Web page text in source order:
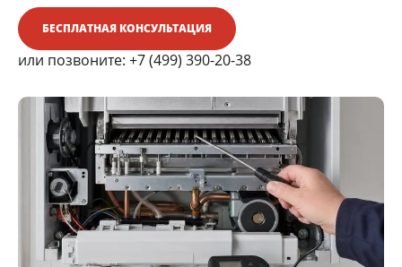
БЕСПЛАТНАЯ КОНСУЛЬТАЦИЯ
или позвоните: +7 (499) 390-20-38